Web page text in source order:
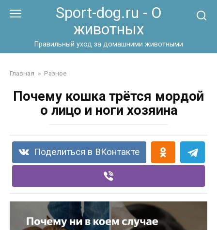
Sport-dog.ru - О
животных
Правильный уход за домашними животными
Главная » Разное
Почему кошка трётся мордой
о лицо и ноги хозяина
Поделиться в ВКонтакте